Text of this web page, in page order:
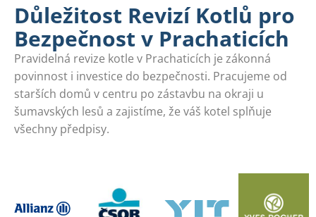
Důležitost Revizí Kotlů pro
Bezpečnost v Prachaticích
Pravidelná revize kotle v Prachaticích je zákonná
povinnost i investice do bezpečnosti. Pracujeme od
starších domů v centru po zástavbu na okraji u
šumavských lesů a zajistíme, že váš kotel splňuje
všechny předpisy.